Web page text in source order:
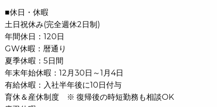
■休日・休暇
土日祝休み(完全週休2日制)
年間休日：120日
GW休暇：暦通り
夏季休暇：5日間
年末年始休暇：12月30日～1月4日
有給休暇：入社半年後に10日付与
育休＆産休制度 ※ 復帰後の時短勤務も相談OK